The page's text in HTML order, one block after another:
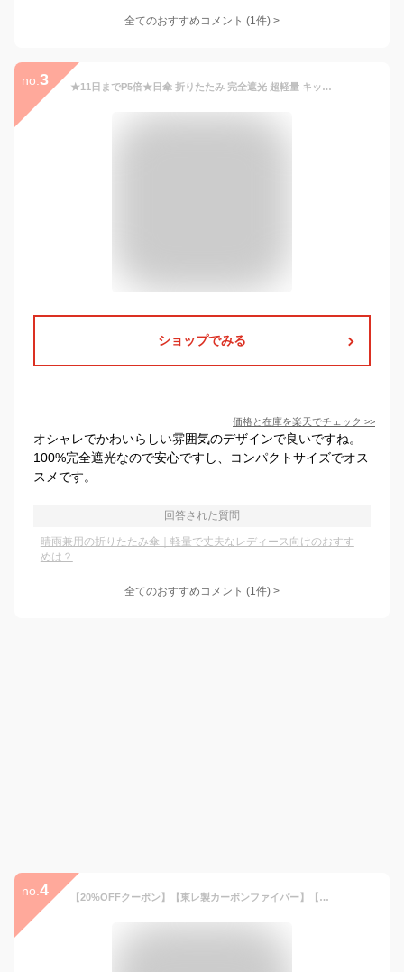
全てのおすすめコメント (1件) >
no. 3 ★11日までP5倍★日傘 折りたたみ 完全遮光 超軽量 キッズ コンパクト 形状記憶 雨傘 遮光率100％ ミニ傘 丈夫 晴雨兼用傘 折り畳み傘 8本骨 6本骨 六つ折り グラデーション レディース こども 遮熱 撥水 uvカット 紫外線対策 耐風 頑丈 しっかり生地 通勤通学
ショップでみる
価格と在庫を楽天でチェック >>
オシャレでかわいらしい雰囲気のデザインで良いですね。
100%完全遮光なので安心ですし、コンパクトサイズでオス
スメです。
回答された質問
晴雨兼用の折りたたみ傘｜軽量で丈夫なレディース向けのおすす
めは？
全てのおすすめコメント (1件) >
no. 4 【20%OFFクーポン】【東レ製カーボンファイバー】【テレビで紹介】KONCIWA 日傘 折りたたみ 1秒でたためる 【与田祐希×次世代日傘】形状記憶 完全遮光 UVカット100% 超軽量200g 大判100cm 晴雨兼用 逆戻り防止 遮熱-20℃ 自動開閉 レディース コンパクト